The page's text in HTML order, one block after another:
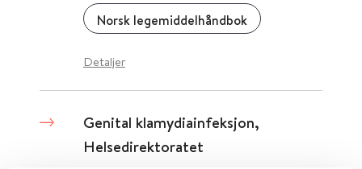
Norsk legemiddelhåndbok
Detaljer
Genital klamydiainfeksjon,
Helsedirektoratet